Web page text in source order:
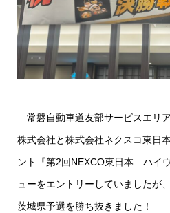
常磐自動車道友部サービスエリ
株式会社と株式会社ネクスコ東日
ント『第2回NEXCO東日本 ハイ
ューをエントリーしていましたが
茨城県予選を勝ち抜きました！